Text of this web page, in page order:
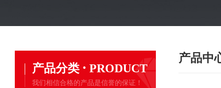
产品分类 · PRODUCT
我们相信合格的产品是信誉的保证！
产品中